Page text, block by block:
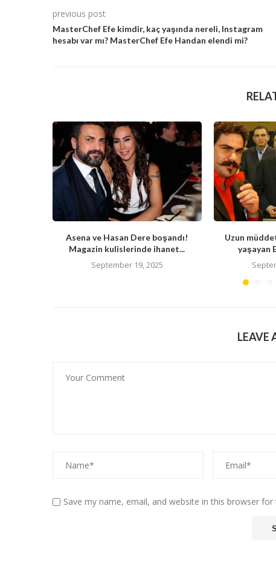
previous post
MasterChef Efe kimdir, kaç yaşında nereli, Instagram
hesabı var mı? MasterChef Efe Handan elendi mi?
Asena ve Hasan Dere boşandı!
Magazin kulislerinde ihanet...
September 19, 2025
Uzun
yaşayan
LEAVE
Save my name, email, and website in this browser